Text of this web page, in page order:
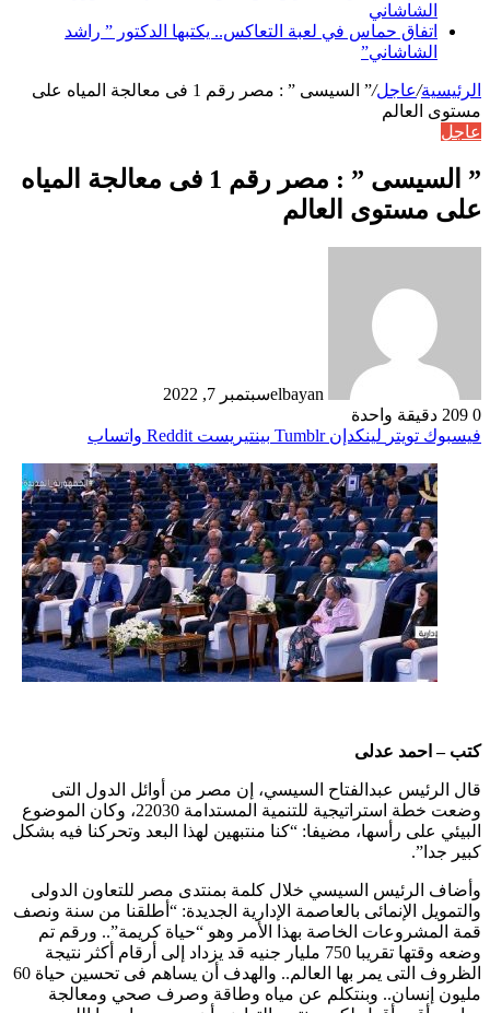
الشاشاني
اتفاق حماس في لعبة التعاكس.. يكتبها الدكتور ” راشد
الشاشاني”
الرئيسية/عاجل/
” السيسى ” : مصر رقم 1 فى معالجة المياه على
مستوى العالم
عاجل
” السيسى ” : مصر رقم 1 فى معالجة المياه
على مستوى العالم
elbayanسبتمبر 7, 2022
0
دقيقة واحدة
فيسبوك تويتر لينكدإن بينتيريست واتساب
كتب – احمد عدلى
قال الرئيس عبدالفتاح السيسي، إن مصر من أوائل الدول التى
وضعت خطة استراتيجية للتنمية المستدامة 22030، وكان الموضوع
البيئي على رأسها، مضيفا: “كنا منتبهين لهذا البعد وتحركنا فيه بشكل
كبير جدا”.
وأضاف الرئيس السيسي خلال كلمة بمنتدى مصر للتعاون الدولى
والتمويل الإنمائى بالعاصمة الإدارية الجديدة: “أطلقنا من سنة ونصف
قمة المشروعات الخاصة بهذا الأمر وهو “حياة كريمة”.. ورقم تم
وضعه وقتها تقريبا 750 مليار جنيه قد يزداد إلى أرقام أكثر نتيجة
الظروف التى يمر بها العالم.. والهدف أن يساهم فى تحسين حياة 60
مليون إنسان.. وبنتكلم عن مياه وطاقة وصرف صحي ومعالجة